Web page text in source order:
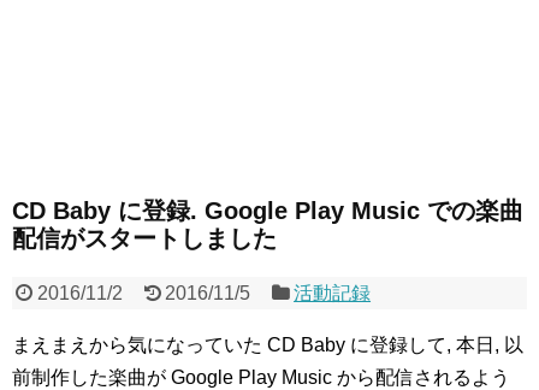
CD Baby に登録. Google Play Music での楽曲
配信がスタートしました
2016/11/2 2016/11/5 活動記録
まえまえから気になっていた CD Baby に登録して, 本日, 以
前制作した楽曲が Google Play Music から配信されるよう